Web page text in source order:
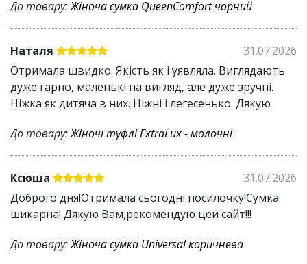
До товару:Жіноча сумка QueenComfort чорний
Наталя
31.07.2026
Отримала швидко. Якість як і уявляла. Виглядають
дуже гарно, маленькі на вигляд, але дуже зручні.
Ніжка як дитяча в них. Ніжні і легесенько. Дякую
До товару:Жіночі туфлі ExtraLux - молочні
Ксюша
31.07.2026
Доброго дня!Отримала сьогодні посилочку!Сумка
шикарна! Дякую Вам,рекомендую цей сайт!!!
До товару:Жіноча сумка Universal коричнева